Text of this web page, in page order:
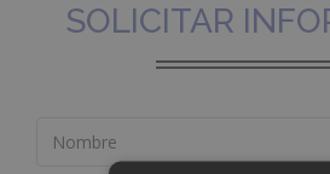
SOLICITAR